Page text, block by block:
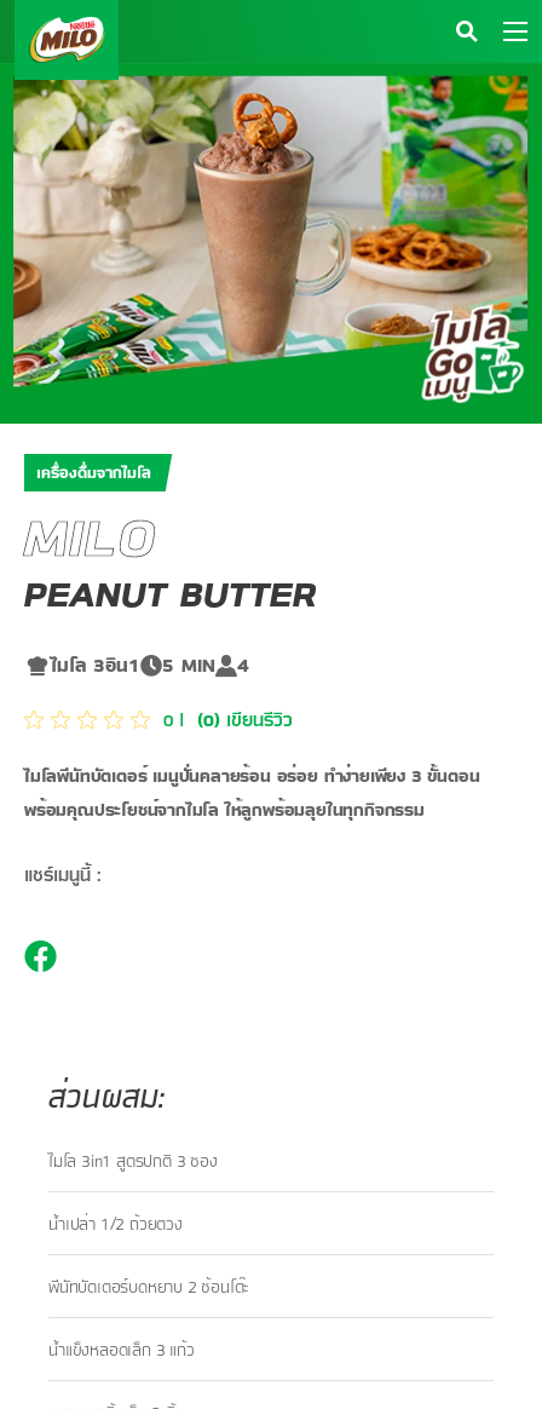
เครื่องดื่มจากไมโล
MILO
PEANUT BUTTER
ไมโล 3อิน1 5 MIN 4
0 | (0) เขียนรีวิว
​ไมโลพีนัทบัตเตอร์ เมนูปั่นคลายร้อน อร่อย ทำง่ายเพียง 3 ขั้นตอน
พร้อมคุณประโยชน์จากไมโล ให้ลูกพร้อมลุยในทุกกิจกรรม
แชร์เมนูนี้ :
ส่วนผสม:
ไมโล 3in1 สูตรปกติ 3 ซอง
น้ำเปล่า 1/2 ถ้วยตวง
พีนัทบัตเตอร์บดหยาบ 2 ช้อนโต๊ะ
​น้ำแข็งหลอดเล็ก 3 แก้ว​